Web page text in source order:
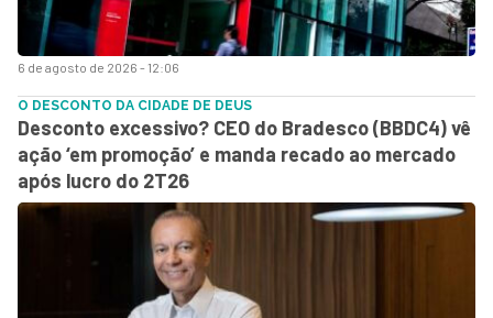
6 de agosto de 2026 - 12:06
O DESCONTO DA CIDADE DE DEUS
Desconto excessivo? CEO do Bradesco (BBDC4) vê
ação ‘em promoção’ e manda recado ao mercado
após lucro do 2T26